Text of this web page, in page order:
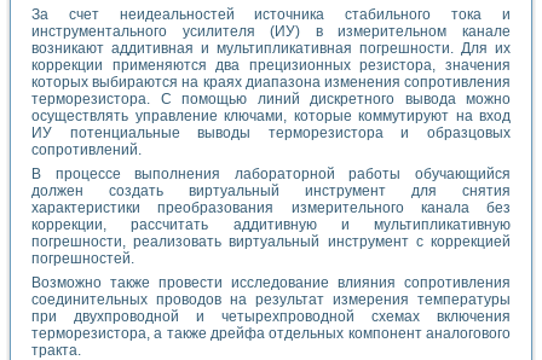
За счет неидеальностей источника стабильного тока и
инструментального усилителя (ИУ) в измерительном канале
возникают аддитивная и мультипликативная погрешности. Для их
коррекции применяются два прецизионных резистора, значения
которых выбираются на краях диапазона изменения сопротивления
терморезистора. С помощью линий дискретного вывода можно
осуществлять управление ключами, которые коммутируют на вход
ИУ потенциальные выводы терморезистора и образцовых
сопротивлений.
В процессе выполнения лабораторной работы обучающийся
должен создать виртуальный инструмент для снятия
характеристики преобразования измерительного канала без
коррекции, рассчитать аддитивную и мультипликативную
погрешности, реализовать виртуальный инструмент с коррекцией
погрешностей.
Возможно также провести исследование влияния сопротивления
соединительных проводов на результат измерения температуры
при двухпроводной и четырехпроводной схемах включения
терморезистора, а также дрейфа отдельных компонент аналогового
тракта.